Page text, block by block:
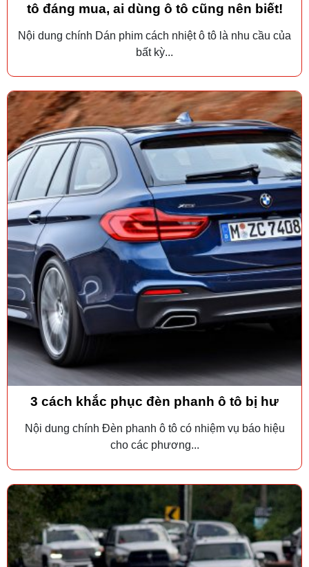
tô đáng mua, ai dùng ô tô cũng nên biết!
Nội dung chính Dán phim cách nhiệt ô tô là nhu cầu của
bất kỳ...
3 cách khắc phục đèn phanh ô tô bị hư
Nội dung chính Đèn phanh ô tô có nhiệm vụ báo hiệu
cho các phương...